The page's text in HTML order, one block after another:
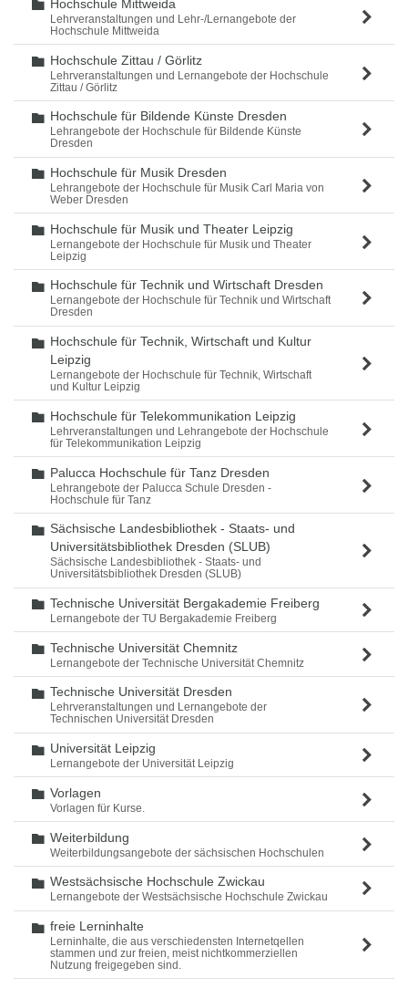
Ordner
Hochschule Mittweida
Lehrveranstaltungen und Lehr-/Lernangebote der
Hochschule Mittweida
Ordner
Hochschule Zittau / Görlitz
Lehrveranstaltungen und Lernangebote der Hochschule
Zittau / Görlitz
Ordner
Hochschule für Bildende Künste Dresden
Lehrangebote der Hochschule für Bildende Künste
Dresden
Ordner
Hochschule für Musik Dresden
Lehrangebote der Hochschule für Musik Carl Maria von
Weber Dresden
Ordner
Hochschule für Musik und Theater Leipzig
Lernangebote der Hochschule für Musik und Theater
Leipzig
Ordner
Hochschule für Technik und Wirtschaft Dresden
Lernangebote der Hochschule für Technik und Wirtschaft
Dresden
Ordner
Hochschule für Technik, Wirtschaft und Kultur
Leipzig
Lernangebote der Hochschule für Technik, Wirtschaft
und Kultur Leipzig
Ordner
Hochschule für Telekommunikation Leipzig
Lehrveranstaltungen und Lehrangebote der Hochschule
für Telekommunikation Leipzig
Ordner
Palucca Hochschule für Tanz Dresden
Lehrangebote der Palucca Schule Dresden -
Hochschule für Tanz
Ordner
Sächsische Landesbibliothek - Staats- und
Universitätsbibliothek Dresden (SLUB)
Sächsische Landesbibliothek - Staats- und
Universitätsbibliothek Dresden (SLUB)
Ordner
Technische Universität Bergakademie Freiberg
Lernangebote der TU Bergakademie Freiberg
Ordner
Technische Universität Chemnitz
Lernangebote der Technische Universität Chemnitz
Ordner
Technische Universität Dresden
Lehrveranstaltungen und Lernangebote der
Technischen Universität Dresden
Ordner
Universität Leipzig
Lernangebote der Universität Leipzig
Ordner
Vorlagen
Vorlagen für Kurse.
Ordner
Weiterbildung
Weiterbildungsangebote der sächsischen Hochschulen
Ordner
Westsächsische Hochschule Zwickau
Lernangebote der Westsächsische Hochschule Zwickau
Ordner
freie Lerninhalte
Lerninhalte, die aus verschiedensten Internetqellen
stammen und zur freien, meist nichtkommerziellen
Nutzung freigegeben sind.